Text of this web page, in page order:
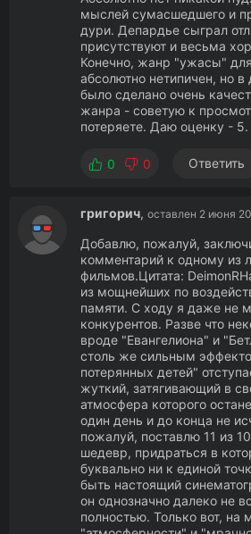
мыслей сумасшедшего и
дури. Депардье сыграл
присутствуют и весьма
Конечно, жанр "ужасы"
абсолютно нетипичен, но
было сделано очень
жанра - советую к
потеряете. Даю оценку - 5.
0 0 Ответить
григорич, оставлен 2 июня
Добавлю, пожалуй,
комментарий к одному из
фильмов.Цитата:
из мощнейших по
памяти. С ходу я даже не
конкурентов. Разве что
вроде "Евангелиона" и
столь же сильным
потерянных детей"
жуткий, затягивающий в
атмосфера которого
один день и до конца не
пожалуй, поставлю 11 из
шедевр, придраться в
буквально ни к единой
быть настоящий
он однозначно далеко не
полностью. Только вот, на